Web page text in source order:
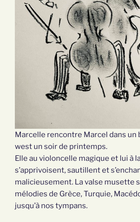
Marcelle rencontre Marcel dans un
west un soir de printemps.
Elle au violoncelle magique et lui à
s’apprivoisent, sautillent et
malicieusement. La valse musette
mélodies de Grèce, Turquie,
jusqu’à nos tympans.